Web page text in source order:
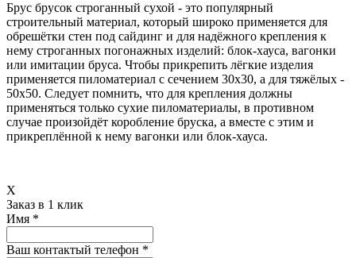
Брус брусок строганный сухой - это популярный
строительный материал, который широко применяется для
обрешётки стен под сайдинг и для надёжного крепления к
нему строганных погонажных изделий: блок-хауса, вагонки
или имитации бруса. Чтобы прикрепить лёгкие изделия
применяется пиломатериал с сечением 30х30, а для тяжёлых -
50х50. Следует помнить, что для крепления должны
применяться только сухие пиломатериалы, в противном
случае произойдёт коробление бруска, а вместе с этим и
прикреплённой к нему вагонки или блок-хауса.
X
Заказ в 1 клик
Имя *
Ваш контактый телефон *